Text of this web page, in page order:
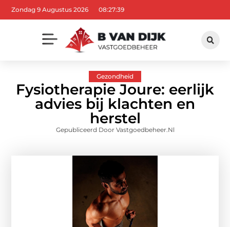
Zondag 9 Augustus 2026 08:27:40
Gezondheid
Fysiotherapie Joure: eerlijk
advies bij klachten en
herstel
Gepubliceerd Door Vastgoedbeheer.nl